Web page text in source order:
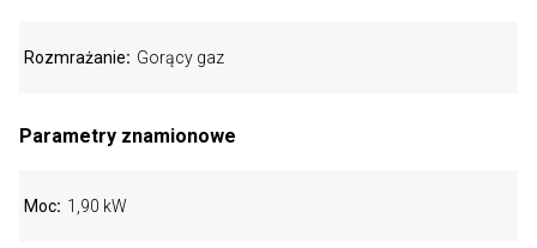
Rozmrażanie Gorący gaz
Parametry znamionowe
Moc 1,90 kW